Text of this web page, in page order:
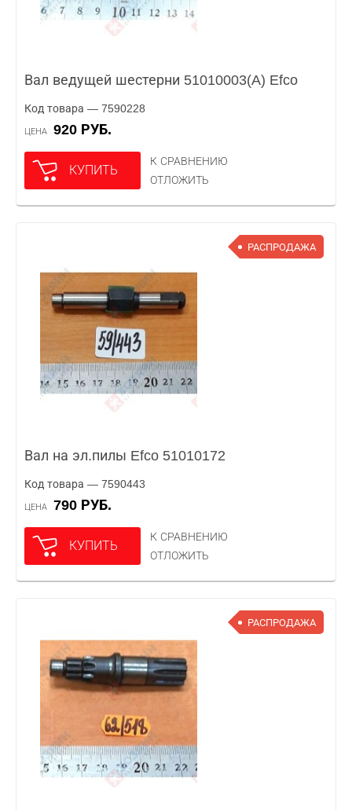
Вал ведущей шестерни 51010003(A) Efco
Код товара — 7590228
ЦЕНА 920 РУБ.
КУПИТЬ
К СРАВНЕНИЮ
ОТЛОЖИТЬ
РАСПРОДАЖА
Вал на эл.пилы Efco 51010172
Код товара — 7590443
ЦЕНА 790 РУБ.
КУПИТЬ
К СРАВНЕНИЮ
ОТЛОЖИТЬ
РАСПРОДАЖА